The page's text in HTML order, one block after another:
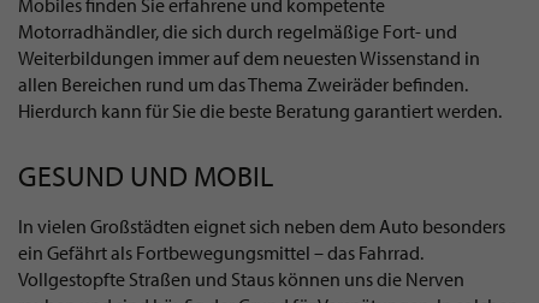
Mobiles finden Sie erfahrene und kompetente
Motorradhändler, die sich durch regelmäßige Fort- und
Weiterbildungen immer auf dem neuesten Wissenstand in
allen Bereichen rund um das Thema Zweiräder befinden.
Hierdurch kann für Sie die beste Beratung garantiert werden.
GESUND UND MOBIL
In vielen Großstädten eignet sich neben dem Auto besonders
ein Gefährt als Fortbewegungsmittel – das Fahrrad.
Vollgestopfte Straßen und Staus können uns die Nerven